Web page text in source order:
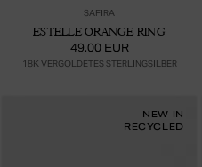
SAFIRA
ESTELLE ORANGE RING
49.00 EUR
18K VERGOLDETES STERLINGSILBER
NEW IN
RECYCLED